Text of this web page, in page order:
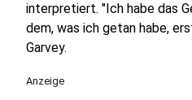
interpretiert. "Ich habe das
dem, was ich getan habe,
Garvey.
Anzeige